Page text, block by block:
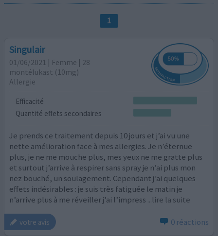
1
Singulair
01/06/2021 | Femme | 28
montélukast (10mg)
Allergie
Efficacité
Quantité effets secondaires
Je prends ce traitement depuis 10 jours et j’ai vu une
nette amélioration face à mes allergies. Je n’éternue
plus, je ne me mouche plus, mes yeux ne me gratte plus
et surtout j’arrive à respirer sans spray je n’ai plus mon
nez bouché, un soulagement. Cependant j’ai quelques
effets indésirables : je suis très fatiguée le matin je
n’arrive plus à me réveiller j’ai l’impress ...lire la suite
votre avis 0 réactions